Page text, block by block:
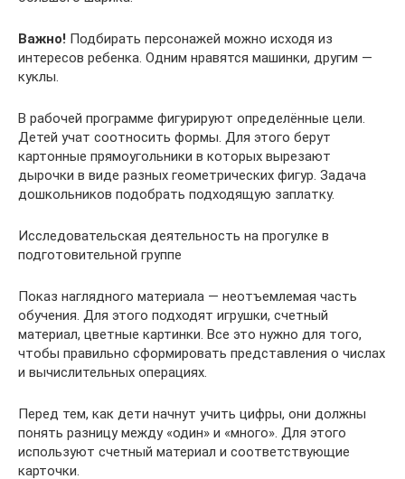
Важно! Подбирать персонажей можно исходя из
интересов ребенка. Одним нравятся машинки, другим —
куклы.
В рабочей программе фигурируют определённые цели.
Детей учат соотносить формы. Для этого берут
картонные прямоугольники в которых вырезают
дырочки в виде разных геометрических фигур. Задача
дошкольников подобрать подходящую заплатку.
Исследовательская деятельность на прогулке в
подготовительной группе
Показ наглядного материала — неотъемлемая часть
обучения. Для этого подходят игрушки, счетный
материал, цветные картинки. Все это нужно для того,
чтобы правильно сформировать представления о числах
и вычислительных операциях.
Перед тем, как дети начнут учить цифры, они должны
понять разницу между «один» и «много». Для этого
используют счетный материал и соответствующие
карточки.